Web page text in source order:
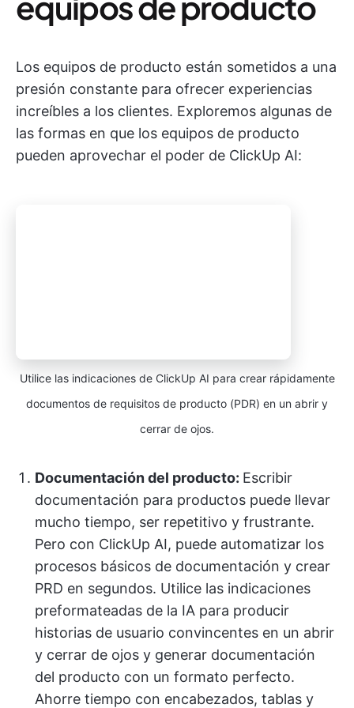
Los equipos de producto están sometidos a una
presión constante para ofrecer experiencias
increíbles a los clientes. Exploremos algunas de
las formas en que los equipos de producto
pueden aprovechar el poder de ClickUp AI:
Utilice las indicaciones de ClickUp AI para crear rápidamente
documentos de requisitos de producto (PDR) en un abrir y
cerrar de ojos.
Documentación del producto: Escribir
documentación para productos puede llevar
mucho tiempo, ser repetitivo y frustrante.
Pero con ClickUp AI, puede automatizar los
procesos básicos de documentación y crear
PRD en segundos. Utilice las indicaciones
preformateadas de la IA para producir
historias de usuario convincentes en un abrir
y cerrar de ojos y generar documentación
del producto con un formato perfecto.
Ahorre tiempo con encabezados, tablas y